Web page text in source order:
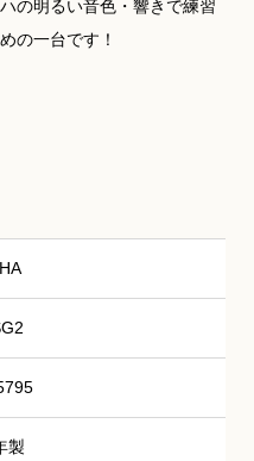
の明るい音色・響きで練習
の一台です！
製